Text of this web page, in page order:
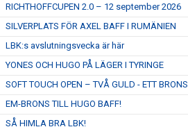
RICHTHOFFCUPEN 2.0 – 12 september 2026
SILVERPLATS FÖR AXEL BAFF I RUMÄNIEN
LBK:s avslutningsvecka är här
YONES OCH HUGO PÅ LÄGER I TYRINGE
SOFT TOUCH OPEN – TVÅ GULD - ETT BRONS
EM-BRONS TILL HUGO BAFF!
SÅ HIMLA BRA LBK!